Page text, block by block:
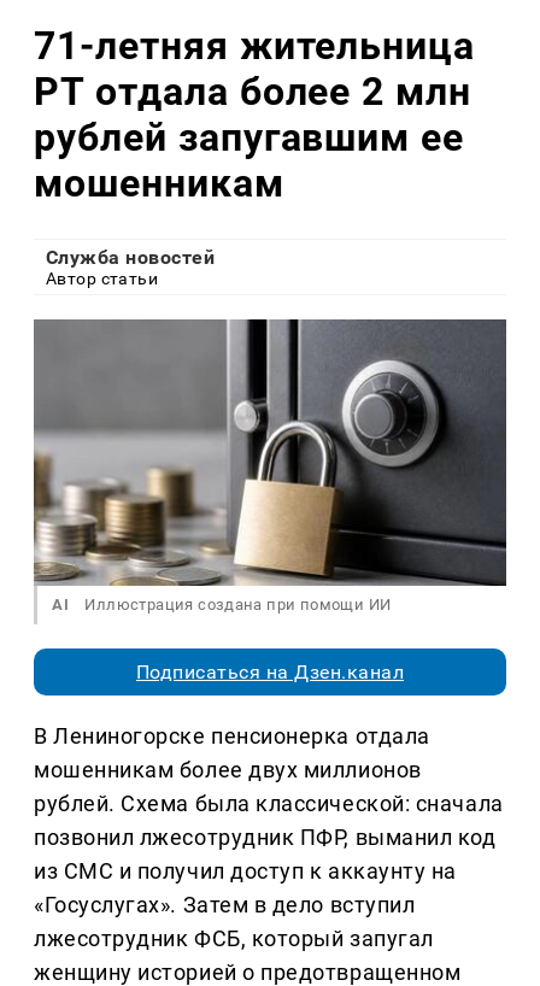
71-летняя жительница
РТ отдала более 2 млн
рублей запугавшим ее
мошенникам
Служба новостей
Автор статьи
AI Иллюстрация создана при помощи ИИ
Подписаться на Дзен.канал
В Лениногорске пенсионерка отдала
мошенникам более двух миллионов
рублей. Схема была классической: сначала
позвонил лжесотрудник ПФР, выманил код
из СМС и получил доступ к аккаунту на
«Госуслугах». Затем в дело вступил
лжесотрудник ФСБ, который запугал
женщину историей о предотвращенном